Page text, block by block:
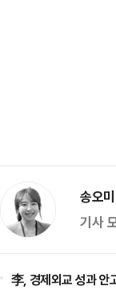
송오
기사
李, 경제외교 성과 안